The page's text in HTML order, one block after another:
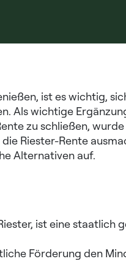
ist es wichtig,
Als wichtige
zu schließen,
Riester-Rente
Alternativen auf.
ist eine staatlich
Förderung den